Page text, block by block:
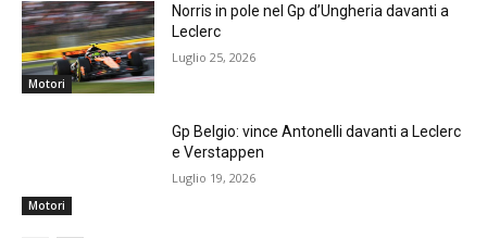
Motori
Norris in pole nel Gp d’Ungheria davanti a
Leclerc
Luglio 25, 2026
Motori
Gp Belgio: vince Antonelli davanti a Leclerc
e Verstappen
Luglio 19, 2026